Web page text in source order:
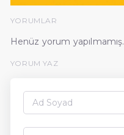
YORUMLAR
Henüz yorum yapılmamış.
YORUM YAZ